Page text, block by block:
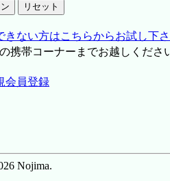
ない方はこちらからお試し下
携帯コーナーまでお越しくださ
会員登録
Nojima.